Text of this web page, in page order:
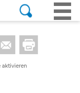
aktivieren